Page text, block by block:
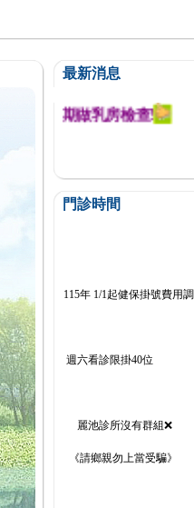
最新消息
您定期做乳房檢查!
門診時間
115年 1/1起健保掛號費用
週六看診限掛40位
麗池診所沒有群組❌
《請鄉親勿上當受騙》